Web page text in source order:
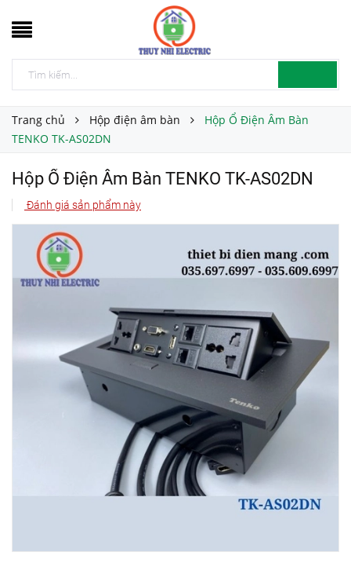
Trang chủ Hộp điện âm bàn
Hộp Ổ Điện Âm Bàn
TENKO TK-AS02DN
Hộp Ổ Điện Âm Bàn TENKO TK-AS02DN
Đánh giá sản phẩm này